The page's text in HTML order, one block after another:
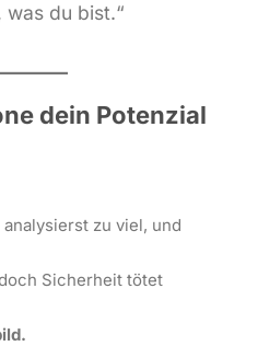
du bist.“
dein Potenzial
zu viel, und
Sicherheit tötet